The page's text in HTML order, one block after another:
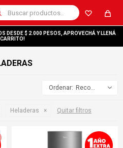
DESDE $ 2.000 PESOS, APROVECHÁ Y LLENÁ
CARRITO!
Recomendados
Heladeras Quitar filtros